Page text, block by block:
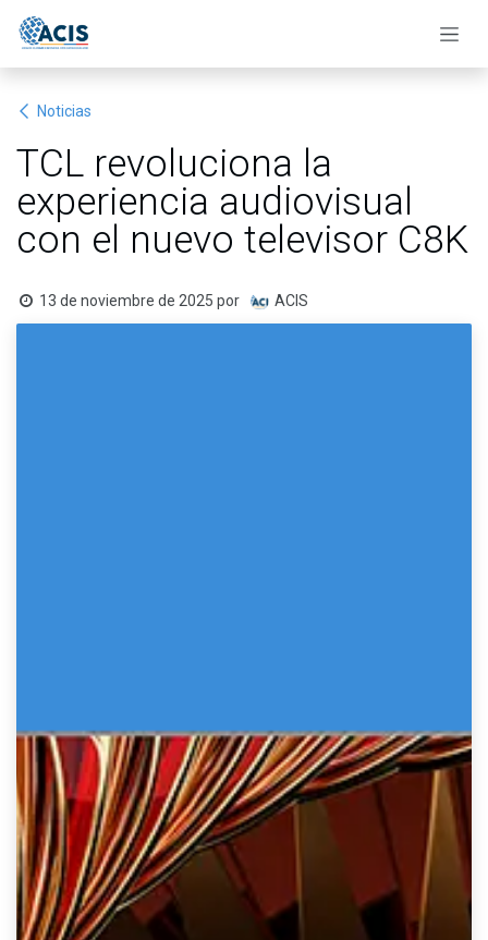
Noticias
TCL revoluciona la
experiencia audiovisual
con el nuevo televisor C8K
13 de noviembre de 2025 por ACIS